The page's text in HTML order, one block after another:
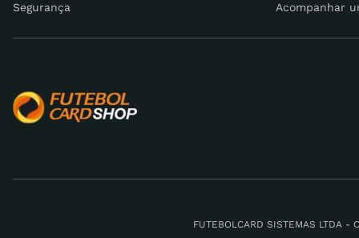
Segurança
Acompanhar
FUTEBOLCARD SISTEMAS LTDA